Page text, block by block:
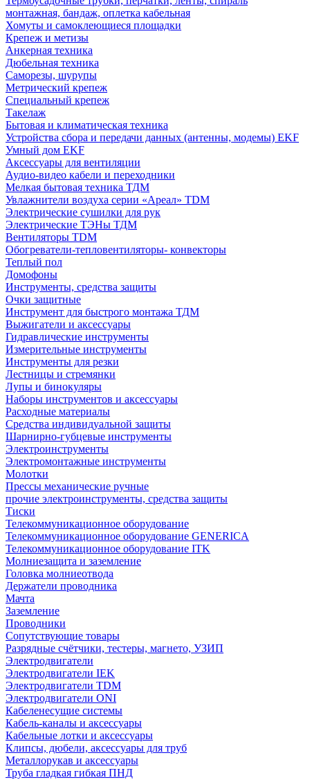
монтажная, бандаж, оплетка кабельная
Хомуты и самоклеющиеся площадки
Крепеж и метизы
Анкерная техника
Дюбельная техника
Саморезы, шурупы
Метрический крепеж
Специальный крепеж
Такелаж
Бытовая и климатическая техника
Устройства сбора и передачи данных (антенны, модемы) EKF
Умный дом EKF
Аксессуары для вентиляции
Аудио-видео кабели и переходники
Мелкая бытовая техника ТДМ
Увлажнители воздуха серии «Ареал» TDM
Электрические сушилки для рук
Электрические ТЭНы ТДМ
Вентиляторы TDM
Обогреватели-тепловентиляторы- конвекторы
Теплый пол
Домофоны
Инструменты, средства защиты
Очки защитные
Инструмент для быстрого монтажа ТДМ
Выжигатели и аксессуары
Гидравлические инструменты
Измерительные инструменты
Инструменты для резки
Лестницы и стремянки
Лупы и бинокуляры
Наборы инструментов и аксессуары
Расходные материалы
Средства индивидуальной защиты
Шарнирно-губцевые инструменты
Электроинструменты
Электромонтажные инструменты
Молотки
Прессы механические ручные
прочие электроинструменты, средства защиты
Тиски
Телекоммуникационное оборудование
Телекоммуникационное оборудование GENERICA
Телекоммуникационное оборудование ITK
Молниезащита и заземление
Головка молниеотвода
Держатели проводника
Мачта
Заземление
Проводники
Сопутствующие товары
Разрядные счётчики, тестеры, магнето, УЗИП
Электродвигатели
Электродвигатели IEK
Электродвигатели TDM
Электродвигатели ONI
Кабеленесущие системы
Кабель-каналы и аксессуары
Кабельные лотки и аксессуары
Клипсы, дюбели, аксессуары для труб
Металлорукав и аксессуары
Труба гладкая гибкая ПНД